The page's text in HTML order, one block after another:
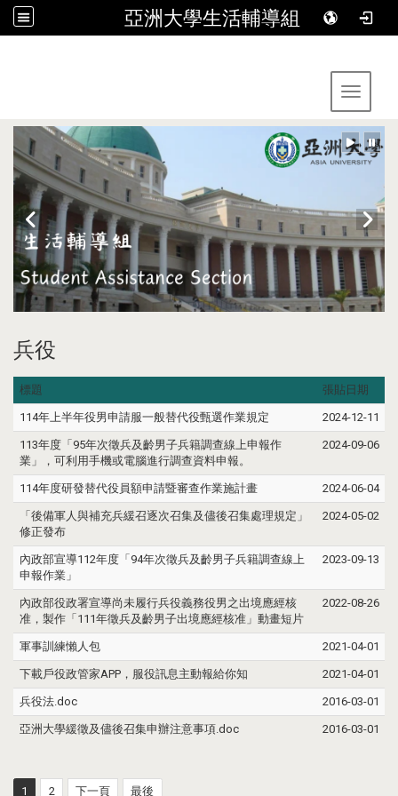
亞洲大學生活輔導組
Toggle
兵役
標題 張貼日期
114年上半年役男申請服一般替代役甄選作業規定 2024-12-11
113年度「95年次徵兵及齡男子兵籍調查線上申報作
業」，可利用手機或電腦進行調查資料申報。
2024-09-06
114年度研發替代役員額申請暨審查作業施計畫 2024-06-04
「後備軍人與補充兵緩召逐次召集及儘後召集處理規定」
修正發布
2024-05-02
內政部宣導112年度「94年次徵兵及齡男子兵籍調查線上
申報作業」
2023-09-13
內政部役政署宣導尚未履行兵役義務役男之出境應經核
准，製作「111年徵兵及齡男子出境應經核准」動畫短片
2022-08-26
軍事訓練懶人包 2021-04-01
下載戶役政管家APP，服役訊息主動報給你知 2021-04-01
兵役法.doc 2016-03-01
亞洲大學緩徵及儘後召集申辦注意事項.doc 2016-03-01
1 2 下一頁 最後